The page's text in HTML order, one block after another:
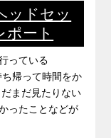
ッドセッ
ポート
っている
ち帰って時間をか
まだ見たりない
ったことなどが